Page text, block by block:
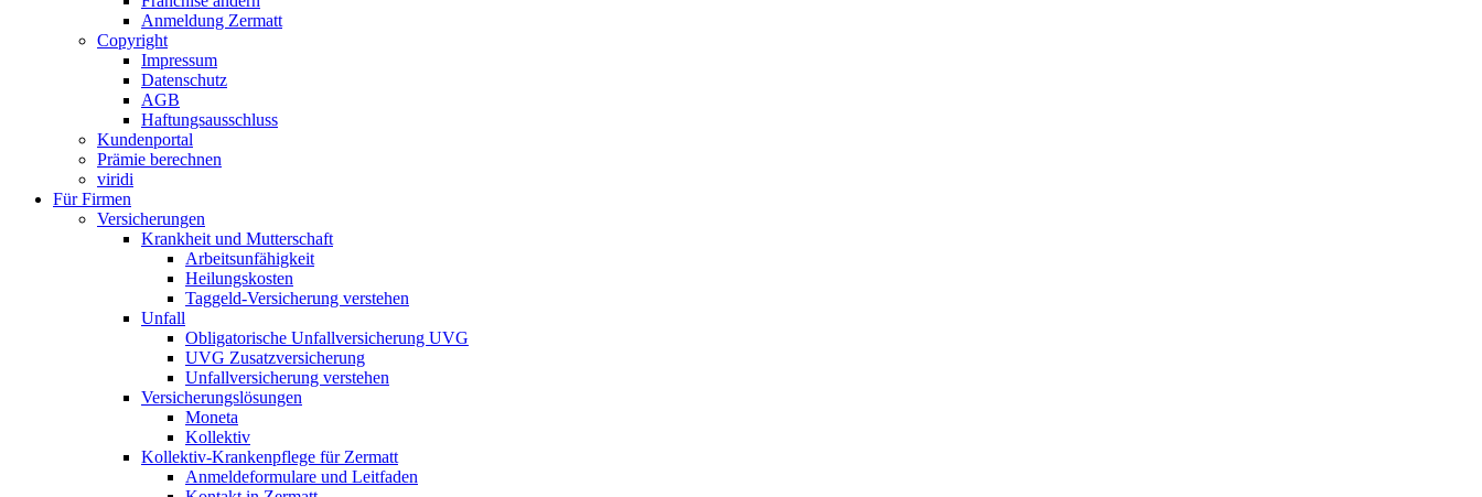
Anmeldung Zermatt
Copyright
Impressum
Datenschutz
AGB
Haftungsausschluss
Kundenportal
Prämie berechnen
viridi
Für Firmen
Versicherungen
Krankheit und Mutterschaft
Arbeitsunfähigkeit
Heilungskosten
Taggeld-Versicherung verstehen
Unfall
Obligatorische Unfallversicherung UVG
UVG Zusatzversicherung
Unfallversicherung verstehen
Versicherungslösungen
Moneta
Kollektiv
Kollektiv-Krankenpflege für Zermatt
Anmeldeformulare und Leitfaden